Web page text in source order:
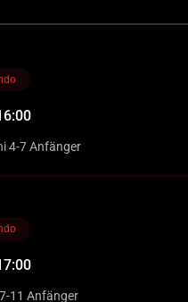
4-7 Anfänger
11 Anfänger